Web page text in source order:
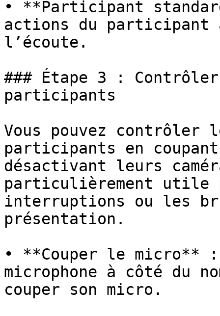
• **Participant
actions du
l’écoute.
### Étape 3 :
participants
Vous pouvez contrôler
participants en
désactivant leurs
particulièrement utile
interruptions ou les
présentation.
• **Couper le micro**
microphone à côté du
couper son micro.